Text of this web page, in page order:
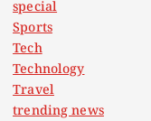
special
Sports
Tech
Technology
Travel
trending news